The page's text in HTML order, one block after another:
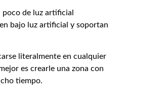
poco de luz artificial
bajo luz artificial y soportan
literalmente en cualquier
es crearle una zona con
tiempo.